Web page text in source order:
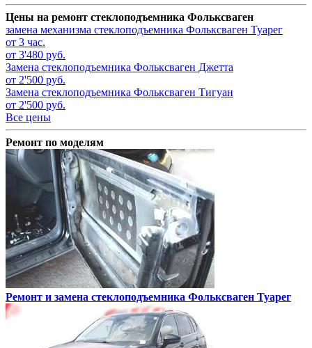
Цены на ремонт стеклоподъемника Фольксваген
замена механизма стеклоподъемника Фольксваген Туарег
от 3 час.
от 3'480 руб.
Замена стеклоподъемника Фольксваген Джетта
от 2'500 руб.
Замена стеклоподъемника Фольксваген Тигуан
от 2'500 руб.
Все цены
Ремонт по моделям
Ремонт и замена стеклоподъемника Фольксваген Туарег